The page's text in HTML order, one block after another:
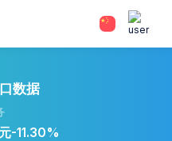
数据
-11.30%